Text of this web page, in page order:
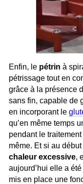
Enfin, le pétrin à
pétrissage tout en
grâce à la présence
sans fin, capable de
en incorporant le
qu’en même temps
pendant le
même. Et si au
chaleur excessive,
aujourd’hui elle a
mis en place une